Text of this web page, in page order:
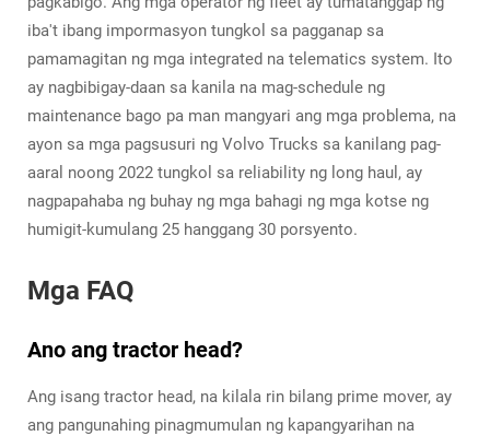
iba't ibang impormasyon tungkol sa pagganap sa
pamamagitan ng mga integrated na telematics system. Ito
ay nagbibigay-daan sa kanila na mag-schedule ng
maintenance bago pa man mangyari ang mga problema, na
ayon sa mga pagsusuri ng Volvo Trucks sa kanilang pag-
aaral noong 2022 tungkol sa reliability ng long haul, ay
nagpapahaba ng buhay ng mga bahagi ng mga kotse ng
humigit-kumulang 25 hanggang 30 porsyento.
Mga FAQ
Ano ang tractor head?
Ang isang tractor head, na kilala rin bilang prime mover, ay
ang pangunahing pinagmumulan ng kapangyarihan na